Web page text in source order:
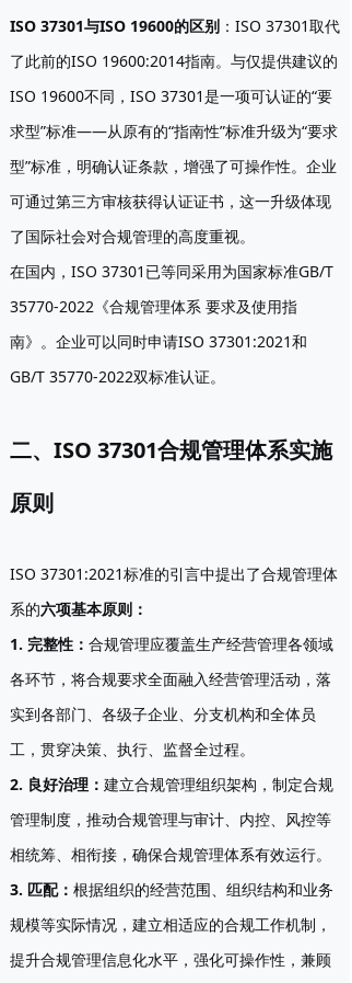
ISO 37301与ISO 19600的区别 ：ISO 37301取代
了此前的ISO 19600:2014指南。与仅提供建议的
ISO 19600不同，ISO 37301是一项可认证的“要
求型”标准——从原有的“指南性”标准升级为“要求
型”标准，明确认证条款，增强了可操作性。企业
可通过第三方审核获得认证证书，这一升级体现
了国际社会对合规管理的高度重视。
在国内，ISO 37301已等同采用为国家标准GB/T
35770-2022《合规管理体系 要求及使用指
南》。企业可以同时申请ISO 37301:2021和
GB/T 35770-2022双标准认证。
二、ISO 37301合规管理体系实施
原则
ISO 37301:2021标准的引言中提出了合规管理体
系的六项基本原则 ：
1. 完整性 ： 合规管理应覆盖生产经营管理各领域
各环节，将合规要求全面融入经营管理活动，落
实到各部门、各级子企业、分支机构和全体员
工，贯穿决策、执行、监督全过程。
2. 良好治理 ： 建立合规管理组织架构，制定合规
管理制度，推动合规管理与审计、内控、风控等
相统筹、相衔接，确保合规管理体系有效运行。
3. 匹配： 根据组织的经营范围、组织结构和业务
规模等实际情况，建立相适应的合规工作机制，
提升合规管理信息化水平，强化可操作性，兼顾